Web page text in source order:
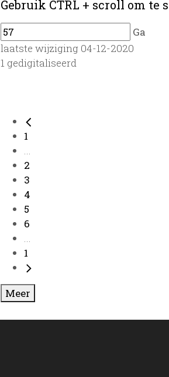
Gebruik CTRL + scroll om te
Ga
laatste wijziging 04-12-2020
1 gedigitaliseerd
1
...
2
3
4
5
6
...
1
Meer